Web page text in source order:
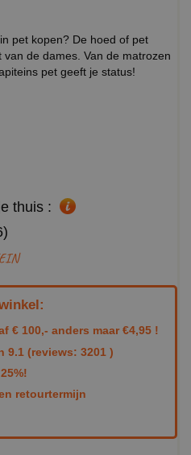
pet kopen? De hoed of pet
de dames. Van de matrozen
pet geeft je status!
thuis :
€ 100,- anders maar €4,95 !
9.1 (reviews: 3201 )
retourtermijn